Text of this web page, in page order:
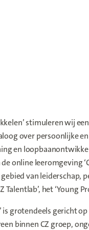
stimuleren wij
over persoonlijke
en
online leeromgeving
van
Talentlab’, het
is grotendeels gericht
binnen CZ groep,